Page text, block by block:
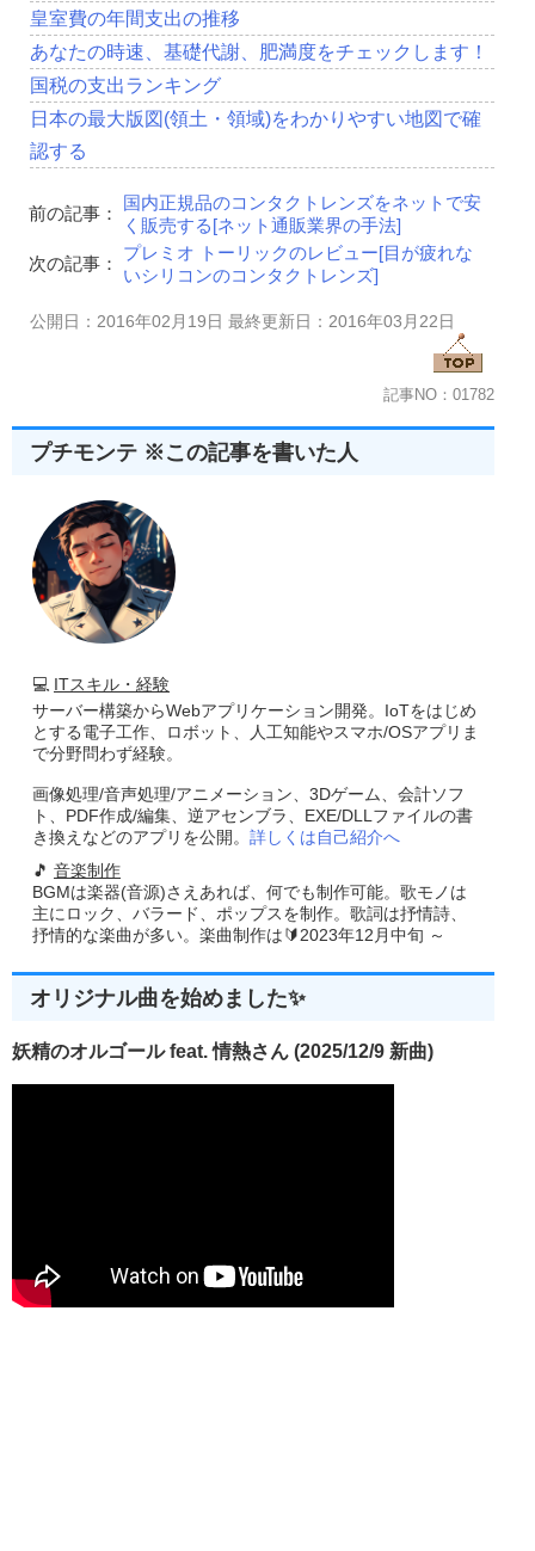
皇室費の年間支出の推移
あなたの時速、基礎代謝、肥満度をチェックします！
国税の支出ランキング
日本の最大版図(領土・領域)をわかりやすい地図で確
認する
前の記事：
国内正規品のコンタクトレンズをネットで安
く販売する[ネット通販業界の手法]
次の記事：
プレミオ トーリックのレビュー[目が疲れな
いシリコンのコンタクトレンズ]
公開日：2016年02月19日 最終更新日：2016年03月22日
記事NO：01782
プチモンテ ※この記事を書いた人
💻 ITスキル・経験
サーバー構築からWebアプリケーション開発。IoTをはじめ
とする電子工作、ロボット、人工知能やスマホ/OSアプリま
で分野問わず経験。
画像処理/音声処理/アニメーション、3Dゲーム、会計ソフ
ト、PDF作成/編集、逆アセンブラ、EXE/DLLファイルの書
き換えなどのアプリを公開。 詳しくは自己紹介へ
🎵 音楽制作
BGMは楽器(音源)さえあれば、何でも制作可能。歌モノは
主にロック、バラード、ポップスを制作。歌詞は抒情詩、
抒情的な楽曲が多い。楽曲制作は🔰2023年12月中旬 ～
オリジナル曲を始めました✨
妖精のオルゴール feat. 情熱さん (2025/12/9 新曲)